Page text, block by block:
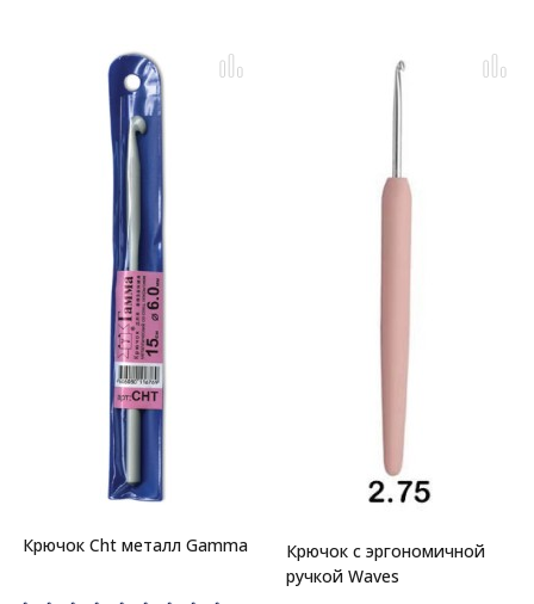
Крючок Cht металл Gamma
Крючок с эргономичной
ручкой Waves